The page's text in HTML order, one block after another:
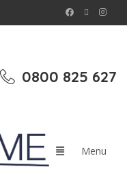
0800 825 627